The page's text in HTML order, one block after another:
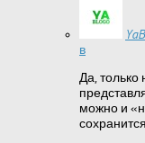
в
Да, только
можно и